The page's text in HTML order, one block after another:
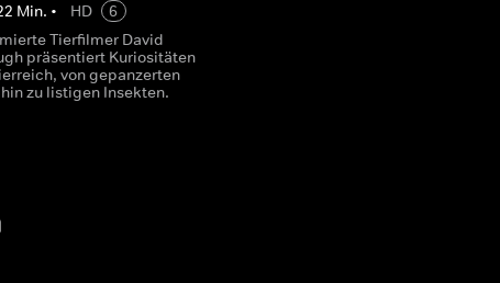
Min. • HD
6
Tierfilmer David
präsentiert Kuriositäten
von gepanzerten
zu listigen Insekten.